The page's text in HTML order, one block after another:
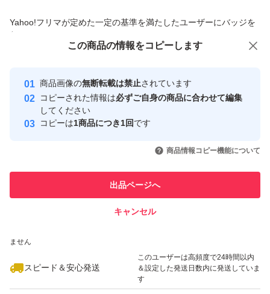
Yahoo!フリマが定めた一定の基準を満たしたユーザーにバッジを
付与しています
安心取引出品者
心・安全なユーザーです
取引実績
引を完了させた実績があります
での取引実績があります
ません
スピード＆安心発送
このユーザーは高頻度で24時間以内
＆設定した発送日数内に発送していま
す
この商品の情報をコピーします
商品画像の無断転載は禁止されています
コピーされた情報は必ずご自身の商品に合わせて編集
してください
コピーは1商品につき1回です
商品情報コピー機能について
出品ページへ
キャンセル
この商品をみている人にオススメ